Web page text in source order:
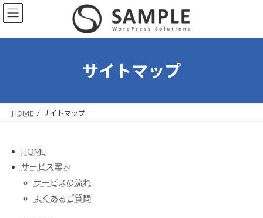
コ
ン
ン
ナ
ビ
ー
サイトマップ
HOME サイトマップ
HOME
サービス案内
サービスの流れ
よくあるご質問